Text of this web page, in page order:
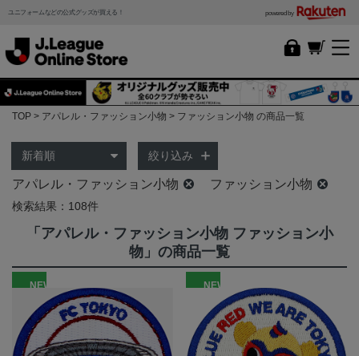
ユニフォームなどの公式グッズが買える！ powered by
TOP アパレル・ファッション小物 ファッション小物 の商品一覧
絞り込み
アパレル・ファッション小物 ファッション小物
検索結果：108件
「アパレル・ファッション小物 ファッション小
物」の商品一覧
NEW NEW